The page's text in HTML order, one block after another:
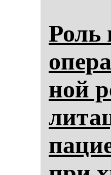
Роль
ной